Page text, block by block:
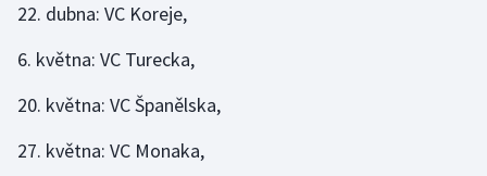
Lyže a snowboard
22. dubna: VC Koreje,
6. května: VC Turecka,
20. května: VC Španělska,
27. května: VC Monaka,